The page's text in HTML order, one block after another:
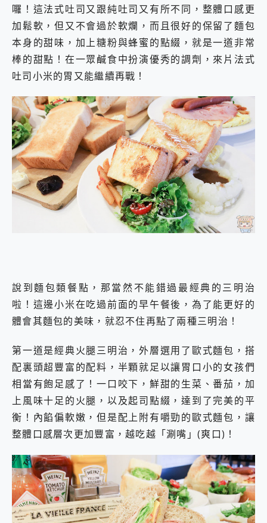
囉！這法式吐司又跟純吐司又有所不同，整體口感更
加鬆軟，但又不會過於軟爛，而且很好的保留了麵包
本身的甜味，加上糖粉與蜂蜜的點綴，就是一道非常
棒的甜點！在一眾鹹食中扮演優秀的調劑，來片法式
吐司小米的胃又能繼續再戰！
說到麵包類餐點，那當然不能錯過最經典的三明治
啦！這邊小米在吃過前面的早午餐後，為了能更好的
體會其麵包的美味，就忍不住再點了兩種三明治！
第一道是經典火腿三明治，外層選用了歐式麵包，搭
配裏頭超豐富的配料，半顆就足以讓胃口小的女孩們
相當有飽足感了！一口咬下，鮮甜的生菜、番茄，加
上風味十足的火腿，以及起司點綴，達到了完美的平
衡！內餡偏軟嫩，但是配上附有嚼勁的歐式麵包，讓
整體口感層次更加豐富，越吃越「涮嘴」(爽口)！